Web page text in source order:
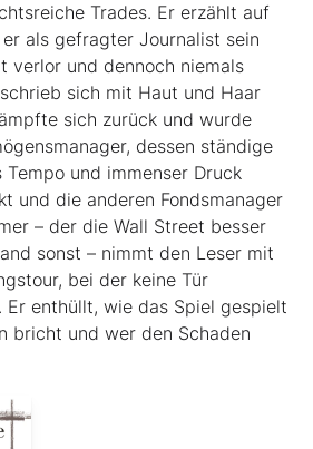
Trades. Er erzählt auf
als gefragter Journalist sein
verlor und dennoch niemals
sich mit Haut und Haar
sich zurück und wurde
dessen ständige
und immenser Druck
und die anderen Fondsmanager
– der die Wall Street besser
sonst – nimmt den Leser mit
bei der keine Tür
Er enthüllt, wie das Spiel gespielt
bricht und wer den Schaden